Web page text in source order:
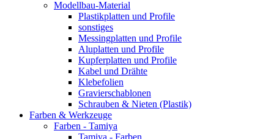
Modellbau-Material
Plastikplatten und Profile
sonstiges
Messingplatten und Profile
Aluplatten und Profile
Kupferplatten und Profile
Kabel und Drähte
Klebefolien
Gravierschablonen
Schrauben & Nieten (Plastik)
Farben & Werkzeuge
Farben - Tamiya
Tamiya - Farben